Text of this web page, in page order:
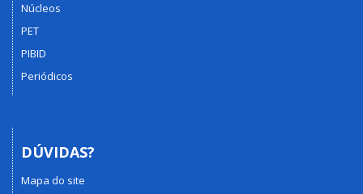
Núcleos
PET
PIBID
Periódicos
DÚVIDAS?
Mapa do site